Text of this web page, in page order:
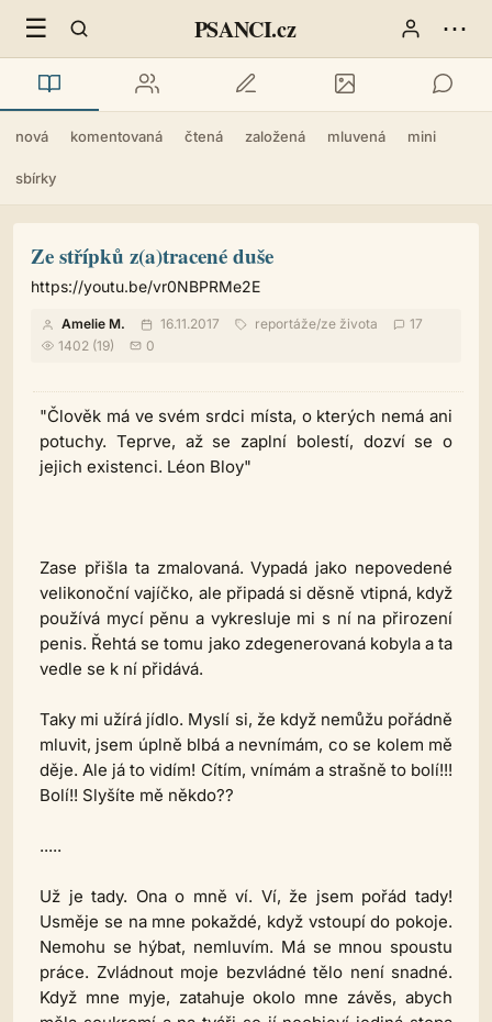
☰ PSANCI.cz ⋯
nová komentovaná čtená založená mluvená mini
sbírky
Ze střípků z(a)tracené duše
https://youtu.be/vr0NBPRMe2E
Amelie M. 16.11.2017 reportáže/ze života
17
1402 (19)
0
"Člověk má ve svém srdci místa, o kterých nemá ani
potuchy. Teprve, až se zaplní bolestí, dozví se o
jejich existenci. Léon Bloy"
Zase přišla ta zmalovaná. Vypadá jako nepovedené
velikonoční vajíčko, ale připadá si děsně vtipná, když
používá mycí pěnu a vykresluje mi s ní na přirození
penis. Řehtá se tomu jako zdegenerovaná kobyla a ta
vedle se k ní přidává.
Taky mi užírá jídlo. Myslí si, že když nemůžu pořádně
mluvit, jsem úplně blbá a nevnímám, co se kolem mě
děje. Ale já to vidím! Cítím, vnímám a strašně to bolí!!!
Bolí!! Slyšíte mě někdo??
.....
Už je tady. Ona o mně ví. Ví, že jsem pořád tady!
Usměje se na mne pokaždé, když vstoupí do pokoje.
Nemohu se hýbat, nemluvím. Má se mnou spoustu
práce. Zvládnout moje bezvládné tělo není snadné.
Když mne myje, zatahuje okolo mne závěs, abych